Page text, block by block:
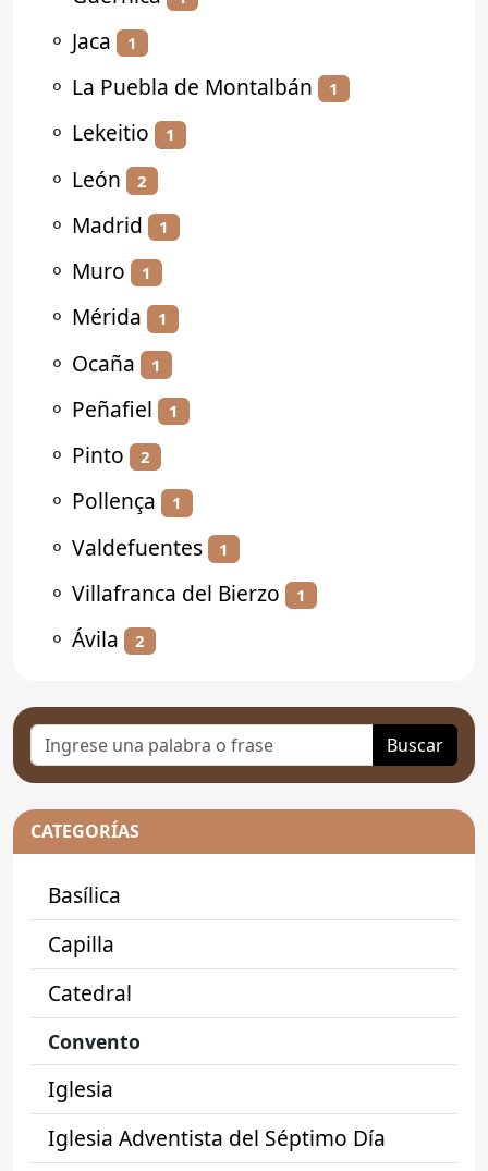
⚬ Jaca 1
⚬ La Puebla de Montalbán 1
⚬ Lekeitio 1
⚬ León 2
⚬ Madrid 1
⚬ Muro 1
⚬ Mérida 1
⚬ Ocaña 1
⚬ Peñafiel 1
⚬ Pinto 2
⚬ Pollença 1
⚬ Valdefuentes 1
⚬ Villafranca del Bierzo 1
⚬ Ávila 2
Buscar
CATEGORÍAS
Basílica
Capilla
Catedral
Convento
Iglesia
Iglesia Adventista del Séptimo Día